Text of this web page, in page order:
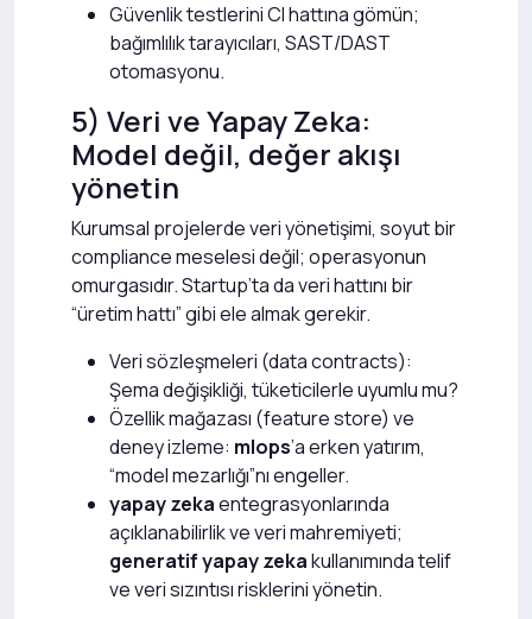
Güvenlik testlerini CI hattına gömün;
bağımlılık tarayıcıları, SAST/DAST
otomasyonu.
5) Veri ve Yapay Zeka:
Model değil, değer akışı
yönetin
Kurumsal projelerde veri yönetişimi, soyut bir
compliance meselesi değil; operasyonun
omurgasıdır. Startup’ta da veri hattını bir
“üretim hattı” gibi ele almak gerekir.
Veri sözleşmeleri (data contracts):
Şema değişikliği, tüketicilerle uyumlu mu?
Özellik mağazası (feature store) ve
deney izleme: mlops’a erken yatırım,
“model mezarlığı”nı engeller.
yapay zekaentegrasyonlarında
açıklanabilirlik ve veri mahremiyeti;
generatif yapay zekakullanımında telif
ve veri sızıntısı risklerini yönetin.